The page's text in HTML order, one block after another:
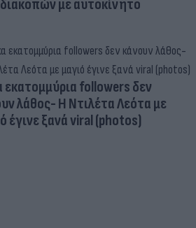
διακοπών με αυτοκίνητο
εκατομμύρια followers δεν
λάθος- Η Ντιλέτα Λεότα με
έγινε ξανά viral (photos)